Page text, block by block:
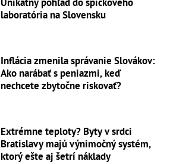
laboratória na Slovensku
Inflácia zmenila správanie Slovákov:
Ako narábať s peniazmi, keď
nechcete zbytočne riskovať?
Extrémne teploty? Byty v srdci
Bratislavy majú výnimočný systém,
ktorý ešte aj šetrí náklady